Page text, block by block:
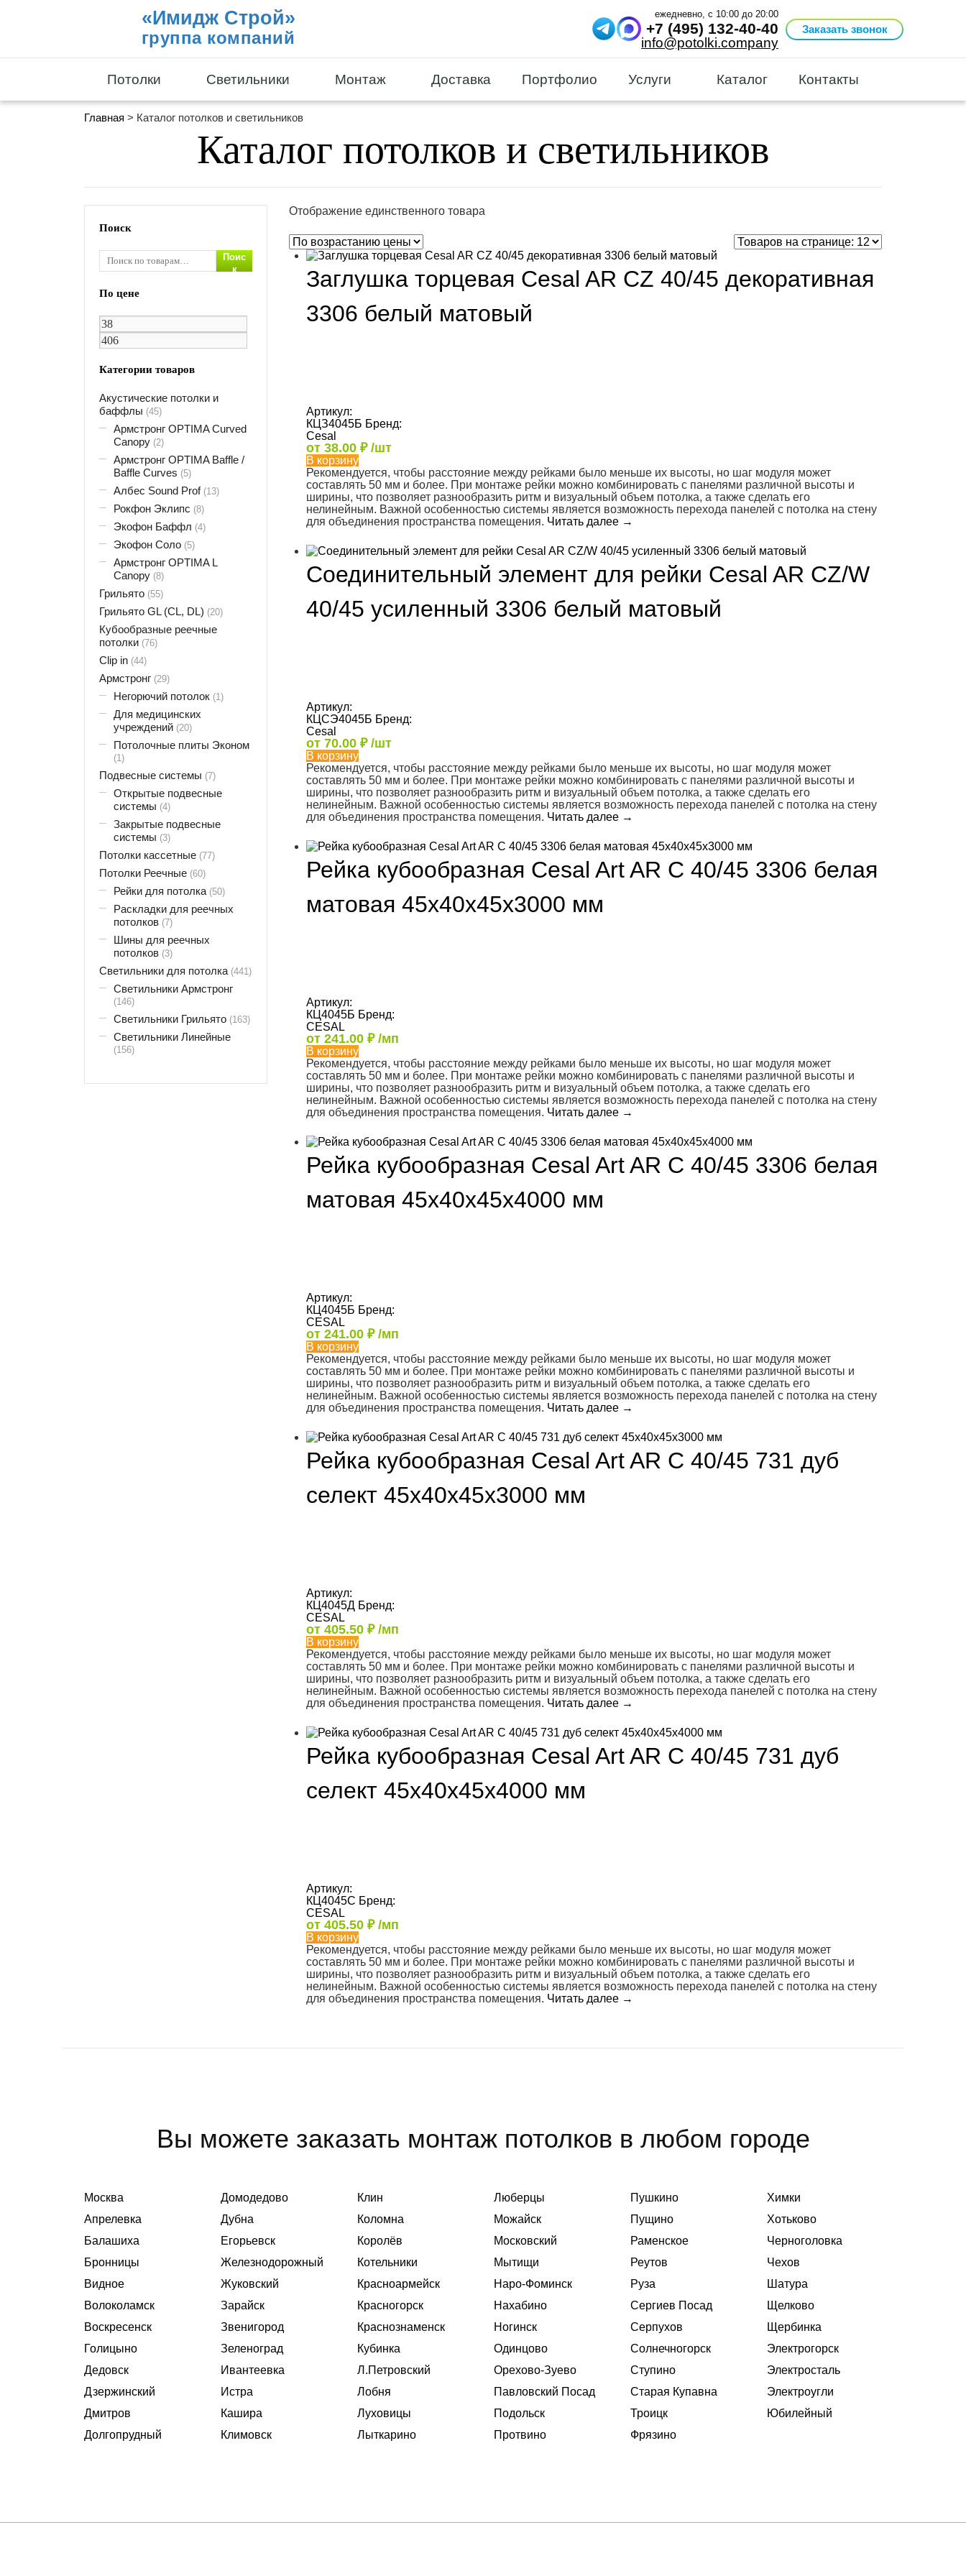
«Имидж Строй»
группа компаний
ежедневно, с 10:00 до 20:00
+7 (495) 132-40-40
info@potolki.company
Заказать звонок
Потолки Светильники Монтаж Доставка Портфолио Услуги Каталог Контакты
Главная > Каталог потолков и светильников
Каталог потолков и светильников
Поиск
Поис
к
По цене
Категории товаров
Акустические потолки и
баффлы (45)
Армстронг OPTIMA Curved
Canopy (2)
Армстронг OPTIMA Baffle /
Baffle Curves (5)
Албес Sound Prof (13)
Рокфон Эклипс (8)
Экофон Баффл (4)
Экофон Соло (5)
Армстронг OPTIMA L
Canopy (8)
Грильято (55)
Грильято GL (CL, DL) (20)
Кубообразные реечные
потолки (76)
Clip in (44)
Армстронг (29)
Негорючий потолок (1)
Для медицинских
учреждений (20)
Потолочные плиты Эконом
(1)
Подвесные системы (7)
Открытые подвесные
системы (4)
Закрытые подвесные
системы (3)
Потолки кассетные (77)
Потолки Реечные (60)
Рейки для потолка (50)
Раскладки для реечных
потолков (7)
Шины для реечных
потолков (3)
Светильники для потолка (441)
Светильники Армстронг
(146)
Светильники Грильято (163)
Светильники Линейные
(156)
Отображение единственного товара
Заглушка торцевая Cesal AR CZ 40/45 декоративная
3306 белый матовый
Артикул:
КЦЗ4045Б Бренд:
Cesal
от 38.00 ₽/шт
В корзину
Рекомендуется, чтобы расстояние между рейками было меньше их высоты, но шаг модуля может
составлять 50 мм и более. При монтаже рейки можно комбинировать с панелями различной высоты и
ширины, что позволяет разнообразить ритм и визуальный объем потолка, а также сделать его
нелинейным. Важной особенностью системы является возможность перехода панелей с потолка на стену
для объединения пространства помещения. Читать далее →
Соединительный элемент для рейки Cesal AR CZ/W
40/45 усиленный 3306 белый матовый
Артикул:
КЦСЭ4045Б Бренд:
Cesal
от 70.00 ₽/шт
В корзину
Рекомендуется, чтобы расстояние между рейками было меньше их высоты, но шаг модуля может
составлять 50 мм и более. При монтаже рейки можно комбинировать с панелями различной высоты и
ширины, что позволяет разнообразить ритм и визуальный объем потолка, а также сделать его
нелинейным. Важной особенностью системы является возможность перехода панелей с потолка на стену
для объединения пространства помещения. Читать далее →
Рейка кубообразная Cesal Art AR С 40/45 3306 белая
матовая 45х40х45х3000 мм
Артикул:
КЦ4045Б Бренд:
CESAL
от 241.00 ₽/мп
В корзину
Рекомендуется, чтобы расстояние между рейками было меньше их высоты, но шаг модуля может
составлять 50 мм и более. При монтаже рейки можно комбинировать с панелями различной высоты и
ширины, что позволяет разнообразить ритм и визуальный объем потолка, а также сделать его
нелинейным. Важной особенностью системы является возможность перехода панелей с потолка на стену
для объединения пространства помещения. Читать далее →
Рейка кубообразная Cesal Art AR С 40/45 3306 белая
матовая 45х40х45х4000 мм
Артикул:
КЦ4045Б Бренд:
CESAL
от 241.00 ₽/мп
В корзину
Рекомендуется, чтобы расстояние между рейками было меньше их высоты, но шаг модуля может
составлять 50 мм и более. При монтаже рейки можно комбинировать с панелями различной высоты и
ширины, что позволяет разнообразить ритм и визуальный объем потолка, а также сделать его
нелинейным. Важной особенностью системы является возможность перехода панелей с потолка на стену
для объединения пространства помещения. Читать далее →
Рейка кубообразная Cesal Art AR С 40/45 731 дуб
селект 45х40х45х3000 мм
Артикул:
КЦ4045Д Бренд:
CESAL
от 405.50 ₽/мп
В корзину
Рекомендуется, чтобы расстояние между рейками было меньше их высоты, но шаг модуля может
составлять 50 мм и более. При монтаже рейки можно комбинировать с панелями различной высоты и
ширины, что позволяет разнообразить ритм и визуальный объем потолка, а также сделать его
нелинейным. Важной особенностью системы является возможность перехода панелей с потолка на стену
для объединения пространства помещения. Читать далее →
Рейка кубообразная Cesal Art AR С 40/45 731 дуб
селект 45х40х45х4000 мм
Артикул:
КЦ4045С Бренд:
CESAL
от 405.50 ₽/мп
В корзину
Рекомендуется, чтобы расстояние между рейками было меньше их высоты, но шаг модуля может
составлять 50 мм и более. При монтаже рейки можно комбинировать с панелями различной высоты и
ширины, что позволяет разнообразить ритм и визуальный объем потолка, а также сделать его
нелинейным. Важной особенностью системы является возможность перехода панелей с потолка на стену
для объединения пространства помещения. Читать далее →
Вы можете заказать монтаж потолков в любом городе
Москва
Апрелевка
Балашиха
Бронницы
Видное
Волоколамск
Воскресенск
Голицыно
Дедовск
Дзержинский
Дмитров
Долгопрудный
Домодедово
Дубна
Егорьевск
Железнодорожный
Жуковский
Зарайск
Звенигород
Зеленоград
Ивантеевка
Истра
Кашира
Климовск
Клин
Коломна
Королёв
Котельники
Красноармейск
Красногорск
Краснознаменск
Кубинка
Л.Петровский
Лобня
Луховицы
Лыткарино
Люберцы
Можайск
Московский
Мытищи
Наро-Фоминск
Нахабино
Ногинск
Одинцово
Орехово-Зуево
Павловский Посад
Подольск
Протвино
Пушкино
Пущино
Раменское
Реутов
Руза
Сергиев Посад
Серпухов
Солнечногорск
Ступино
Старая Купавна
Троицк
Фрязино
Химки
Хотьково
Черноголовка
Чехов
Шатура
Щелково
Щербинка
Электрогорск
Электросталь
Электроугли
Юбилейный